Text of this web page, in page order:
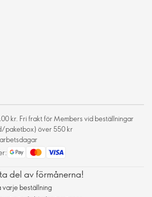
kr. Fri frakt för Members vid beställningar
paketbox) över 550 kr
del av förmånerna!
varje beställning